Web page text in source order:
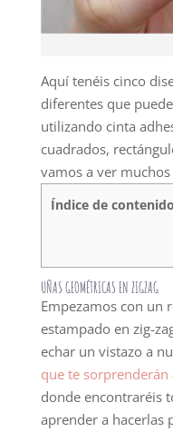
Aquí tenéis cinco
diferentes que
utilizando cinta
cuadrados,
vamos a ver muchos
Índice de
UÑAS GEOMÉTRICAS EN ZIGZAG
Empezamos con un
estampado en zig-
echar un vistazo a
que te sorprenderán
donde encontraréis
aprender a hacerlas